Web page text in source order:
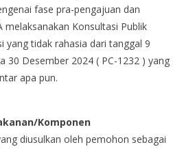
fase pra-pengajuan dan
melaksanakan Konsultasi Publik
yang tidak rahasia dari tanggal 9
30 Desember 2024 ( PC-1232 ) yang
apa pun.
Komponen
diusulkan oleh pemohon sebagai